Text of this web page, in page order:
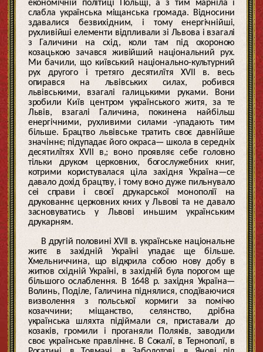
економічній політиці Польщі, а з тим марніла і
слабла українська міщанська громада. Відносини
здавалися безвихідним, і тому енергічнійші,
рухливійші елементи відпливали зі Львова і взагалі
з Галичини на схід, коли там під охороною
козацькою зачався живійший національний рух.
Ми бачили, що київський національно-культурний
рух другого і третяго десятилїтя XVII в. весь
опирався на львівських силах, робився
львівськими, взагалі галицькими руками. Вони
зробили Київ центром українського житя, за те
Львів, взагалі Галичина, покинена найбільш
енергічними, рухливими силами -упадають тим
більше. Брацтво львівське тратить своє давнїйше
значіннє; підупадає його окраса— школа в середніх
десятилїтях XVII в,; воно проявляє себе головно
тільки друком церковних, богослужебних книг,
котрими користувалася ціла західня Україна—се
давало дохід брацтву, і тому воно дуже пильнувало
сеі справи і своєї друкарської монополії на
друкованнє церковних кних у Львові та не давало
засновуватись у Львові иньшим українським
друкарням.
В другій половині XVII в. українське національне
житє в західній Україні упадає ще більше.
Хмельниччина, що відкрила собою нову добу в
житюв східній Україні, в західнїй була порогом ще
більшого ослаблення. В 1648 р. західня Україна—
Волинь, Поділе, Галичина піднялися, сподїваючися
визволення з польської кормиги за помічю
козаччини; міщанство, селянство, дрібна
українська шляхта підіймали ся, приставали до
козаків, громили і проганяли Поляків, заводили
своє українське правліннє. В Сокалї, в Тернополї, в